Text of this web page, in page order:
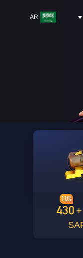
AR
+
430
10%